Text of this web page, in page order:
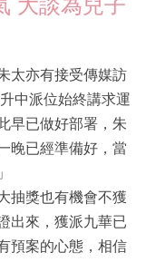
大談為兒子
太亦有接受傳媒訪
中派位始終講求運
早已做好部署，朱
晚已經準備好，當
抽獎也有機會不獲
出來，獲派九華已
預案的心態，相信